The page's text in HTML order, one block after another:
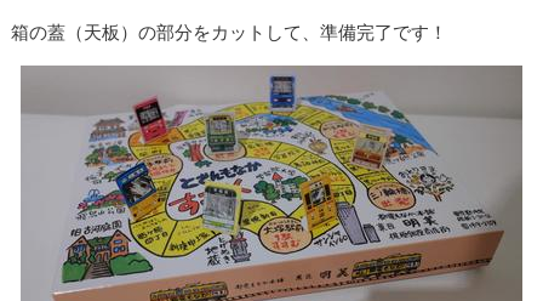
箱の蓋（天板）の部分をカットして、準備完了です！